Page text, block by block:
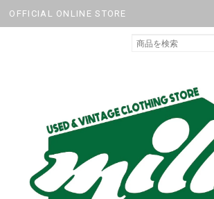
OFFICIAL ONLINE STORE